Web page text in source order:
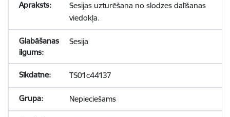
Sesijas uzturēšana no slodzes dalīšanas
viedokļa.
Sesija
TS01c44137
Nepieciešams